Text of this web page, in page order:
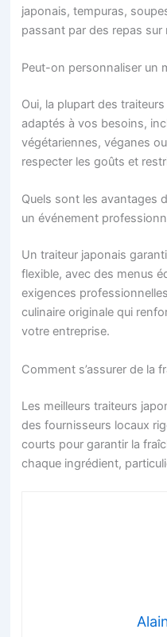
japonais, tempuras,
passant par des repas
Peut-on personnaliser un
Oui, la plupart des
adaptés à vos besoins,
végétariennes, véganes
respecter les goûts et
Quels sont les avantages
un événement
Un traiteur japonais
flexible, avec des menus
exigences
culinaire originale qui
votre entreprise.
Comment s’assurer de la
Les meilleurs traiteurs
des fournisseurs locaux
courts pour garantir la
chaque ingrédient,